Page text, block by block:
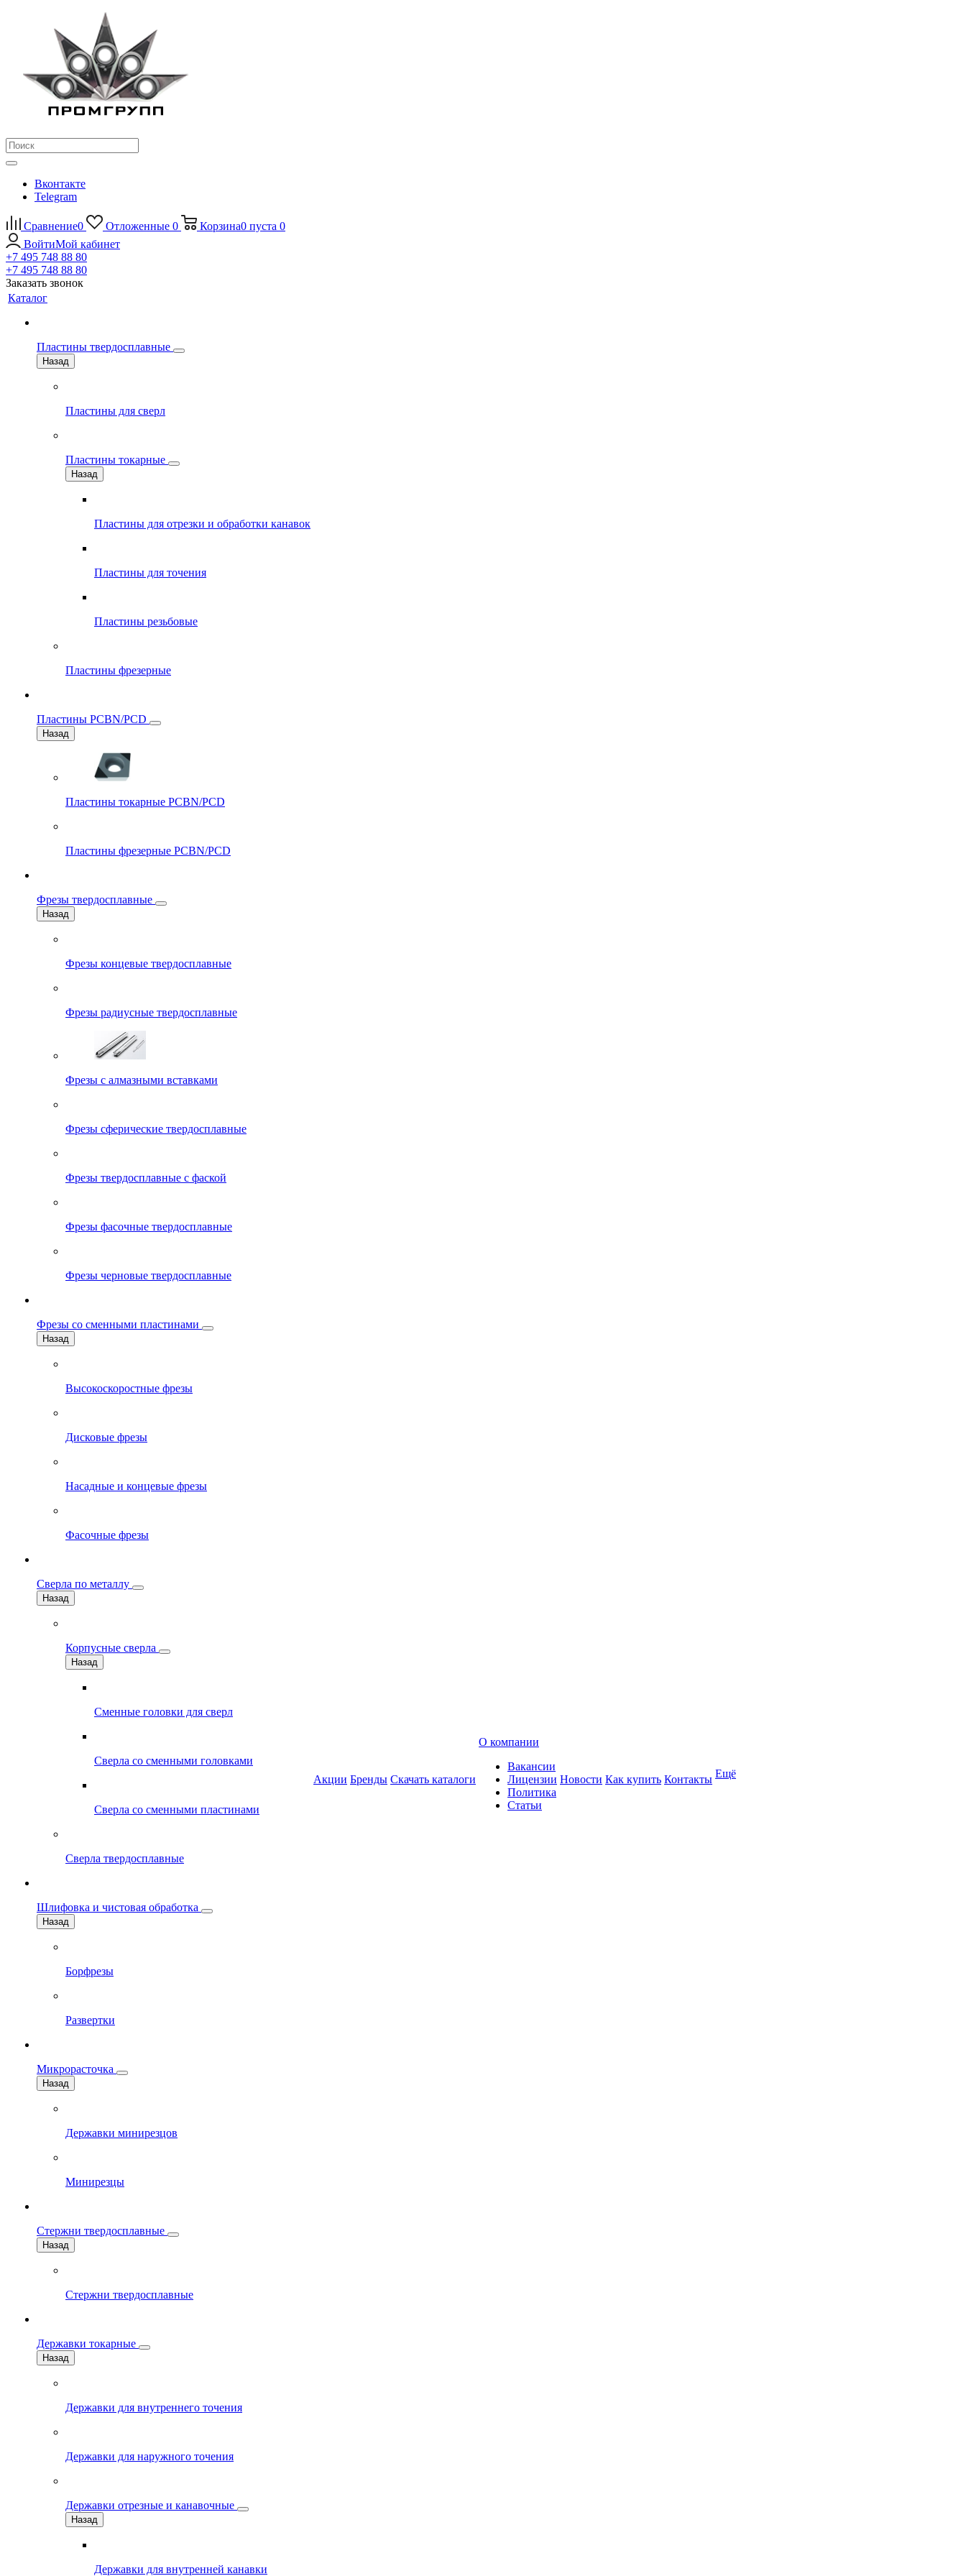
Вконтакте
Telegram
Сравнение0 Отложенные 0 Корзина0 пуста 0
ВойтиМой кабинет
+7 495 748 88 80
+7 495 748 88 80
Заказать звонок
Каталог
Пластины твердосплавные
Назад
Пластины для сверл
Пластины токарные
Назад
Пластины для отрезки и обработки канавок
Пластины для точения
Пластины резьбовые
Пластины фрезерные
Пластины PCBN/PCD
Назад
Пластины токарные PCBN/PCD
Пластины фрезерные PCBN/PCD
Фрезы твердосплавные
Назад
Фрезы концевые твердосплавные
Фрезы радиусные твердосплавные
Фрезы с алмазными вставками
Фрезы сферические твердосплавные
Фрезы твердосплавные с фаской
Фрезы фасочные твердосплавные
Фрезы черновые твердосплавные
Фрезы со сменными пластинами
Назад
Высокоскоростные фрезы
Дисковые фрезы
Насадные и концевые фрезы
Фасочные фрезы
Сверла по металлу
Назад
Корпусные сверла
Назад
Сменные головки для сверл
Сверла со сменными головками
Сверла со сменными пластинами
Сверла твердосплавные
Шлифовка и чистовая обработка
Назад
Борфрезы
Развертки
Микрорасточка
Назад
Державки минирезцов
Минирезцы
Стержни твердосплавные
Назад
Стержни твердосплавные
Державки токарные
Назад
Державки для внутреннего точения
Державки для наружного точения
Державки отрезные и канавочные
Назад
Державки для внутренней канавки
Акции Бренды Скачать каталоги
О компании
Вакансии
Лицензии
Политика
Статьи
Новости Как купить Контакты Ещё